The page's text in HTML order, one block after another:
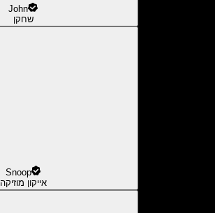
John
שחקן
Snoop
אייקון מוזיקה